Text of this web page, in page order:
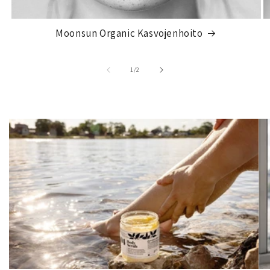
Moonsun Organic Kasvojenhoito
1//2